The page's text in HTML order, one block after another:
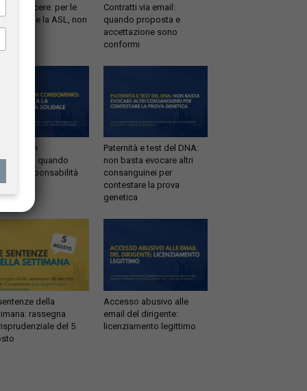
in carcere: per le
risponde la ASL, non
Contratti via email:
quando proposta e
accettazione sono
conformi
in
quando
la responsabilità
Paternità e test del DNA:
non basta evocare altri
consanguinei per
contestare la prova
genetica
della
rassegna
del 5
Accesso abusivo alle
email del dirigente:
licenziamento legittimo